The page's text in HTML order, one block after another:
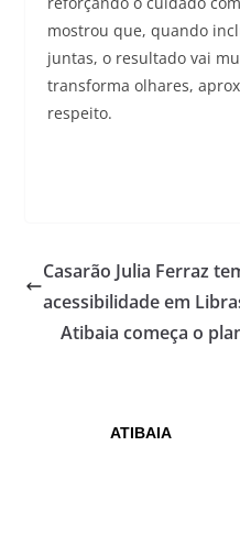
mostrou que, quando
juntas, o resultado vai
transforma olhares,
respeito.
Casarão Julia Ferraz
acessibilidade em
Atibaia começa o